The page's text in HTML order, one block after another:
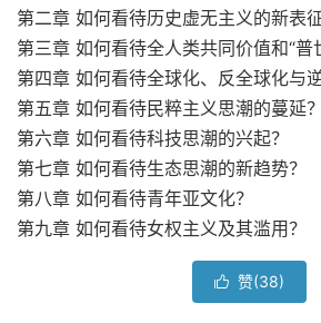
第二章 如何看待历史虚无主义的新表征
第三章 如何看待全人类共同价值和“普
第四章 如何看待全球化、反全球化与
第五章 如何看待民粹主义思潮的蔓延？
第六章 如何看待科技思潮的兴起？
第七章 如何看待生态思潮的新趋势？
第八章 如何看待青年亚文化？
第九章 如何看待女权主义及其滥用？
 赞(38)